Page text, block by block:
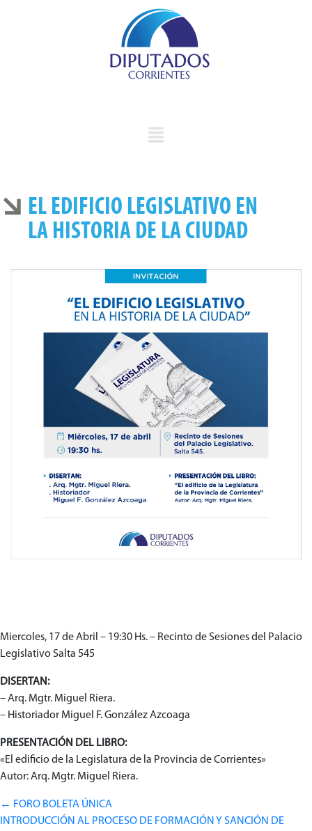
EL EDIFICIO LEGISLATIVO EN
LA HISTORIA DE LA CIUDAD
Miercoles, 17 de Abril – 19:30 Hs. – Recinto de Sesiones del Palacio
Legislativo Salta 545
DISERTAN:
– Arq. Mgtr. Miguel Riera.
– Historiador Miguel F. González Azcoaga
PRESENTACIÓN DEL LIBRO:
«El edificio de la Legislatura de la Provincia de Corrientes»
Autor: Arq. Mgtr. Miguel Riera.
FORO BOLETA ÚNICA
INTRODUCCIÓN AL PROCESO DE FORMACIÓN Y SANCIÓN DE